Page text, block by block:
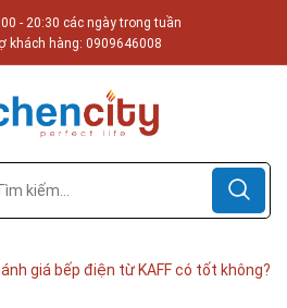
- 20:30 các ngày trong tuần
khách hàng: 0909646008
giá bếp điện từ KAFF có tốt không?